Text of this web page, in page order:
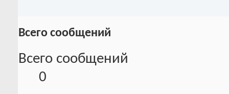
Всего сообщений
Всего сообщений
0